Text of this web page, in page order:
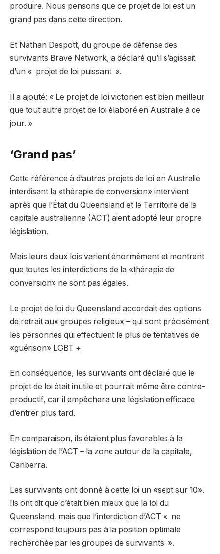
produire. Nous pensons que ce projet de loi est un
grand pas dans cette direction.
Et Nathan Despott, du groupe de défense des
survivants Brave Network, a déclaré qu’il s’agissait
d’un « projet de loi puissant ».
Il a ajouté: « Le projet de loi victorien est bien meilleur
que tout autre projet de loi élaboré en Australie à ce
jour. »
‘Grand pas’
Cette référence à d’autres projets de loi en Australie
interdisant la «thérapie de conversion» intervient
après que l’État du Queensland et le Territoire de la
capitale australienne (ACT) aient adopté leur propre
législation.
Mais leurs deux lois varient énormément et montrent
que toutes les interdictions de la «thérapie de
conversion» ne sont pas égales.
Le projet de loi du Queensland accordait des options
de retrait aux groupes religieux – qui sont précisément
les personnes qui effectuent le plus de tentatives de
«guérison» LGBT +.
En conséquence, les survivants ont déclaré que le
projet de loi était inutile et pourrait même être contre-
productif, car il empêchera une législation efficace
d’entrer plus tard.
En comparaison, ils étaient plus favorables à la
législation de l’ACT – la zone autour de la capitale,
Canberra.
Les survivants ont donné à cette loi un «sept sur 10».
Ils ont dit que c’était bien mieux que la loi du
Queensland, mais que l’interdiction d’ACT « ne
correspond toujours pas à la position optimale
recherchée par les groupes de survivants ».